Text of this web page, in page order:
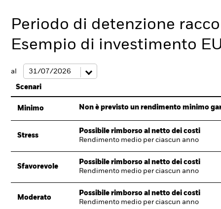
Periodo di detenzione
Esempio di investimento
al
Scenari
Minimo Non è previsto un rendimento minimo
Stress
Possibile rimborso al netto dei costi
Rendimento medio per ciascun anno
Sfavorevole
Possibile rimborso al netto dei costi
Rendimento medio per ciascun anno
Moderato
Possibile rimborso al netto dei costi
Rendimento medio per ciascun anno